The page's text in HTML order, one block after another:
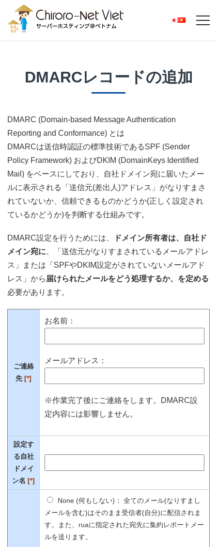
DMARCレコードの追加
DMARC (Domain-based Message Authentication
Reporting and Conformance) とは
DMARCは送信時認証の標準技術であるSPF (Sender
Policy Framework) およびDKIM (DomainKeys Identified
Mail) をベースにしており、自社ドメイン宛に届いたメー
ルに表示される「送信元(差出人)アドレス」がなりすまさ
れていないか、信頼できるものかどうか(正しく設定され
ているかどうか)を判断する仕組みです。
DMARC設定を行うためには、
ドメイン所有者は、自社ド
メイン宛に 、「送信元がなりすまされているメールアドレ
ス」または「SPFやDKIM設定がされていないメールアド
レス」から 届けられたメールをどう処理するか、を定める
必要があります。
ご連絡
先[*]
お名前：
メールアドレス：
※作業完了後にご連絡をします。DMARC設
定内容には影響しません。
設定す
る自社
ドメイ
ン名 [*]
None (何もしない)： 全てのメール(なりすまし
メールを含む)はそのまま受信者(自分)に配信されま
す。また、ruaに指定された宛先に集約レポートメー
ルを送ります。